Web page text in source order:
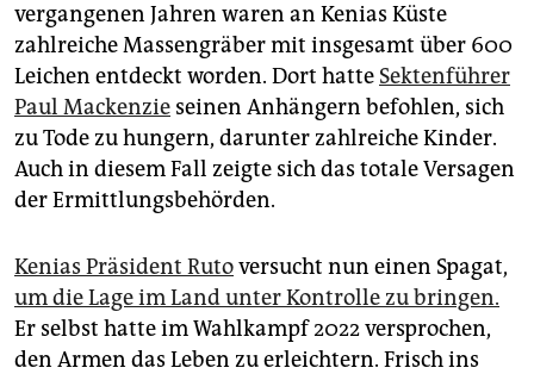
vergangenen Jahren waren an Kenias Küste
zahlreiche Massengräber mit insgesamt über 600
Leichen entdeckt worden. Dort hatte Sektenführer
Paul Mackenzie seinen Anhängern befohlen, sich
zu Tode zu hungern, darunter zahlreiche Kinder.
Auch in diesem Fall zeigte sich das totale Versagen
der Ermittlungsbehörden.
Kenias Präsident Rutoversucht nun einen Spagat,
um die Lage im Land unter Kontrolle zu bringen.
Er selbst hatte im Wahlkampf 2022 versprochen,
den Armen das Leben zu erleichtern. Frisch ins